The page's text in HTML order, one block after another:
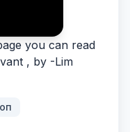
you can read
, by -Lim